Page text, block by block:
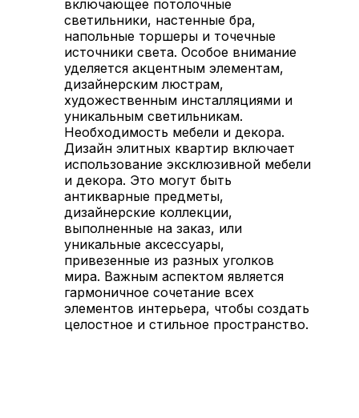
включающее потолочные
светильники, настенные бра,
напольные торшеры и точечные
источники света. Особое внимание
уделяется акцентным элементам,
дизайнерским люстрам,
художественным инсталляциями и
уникальным светильникам.
Необходимость мебели и декора.
Дизайн элитных квартир включает
использование эксклюзивной мебели
и декора. Это могут быть
антикварные предметы,
дизайнерские коллекции,
выполненные на заказ, или
уникальные аксессуары,
привезенные из разных уголков
мира. Важным аспектом является
гармоничное сочетание всех
элементов интерьера, чтобы создать
целостное и стильное пространство.